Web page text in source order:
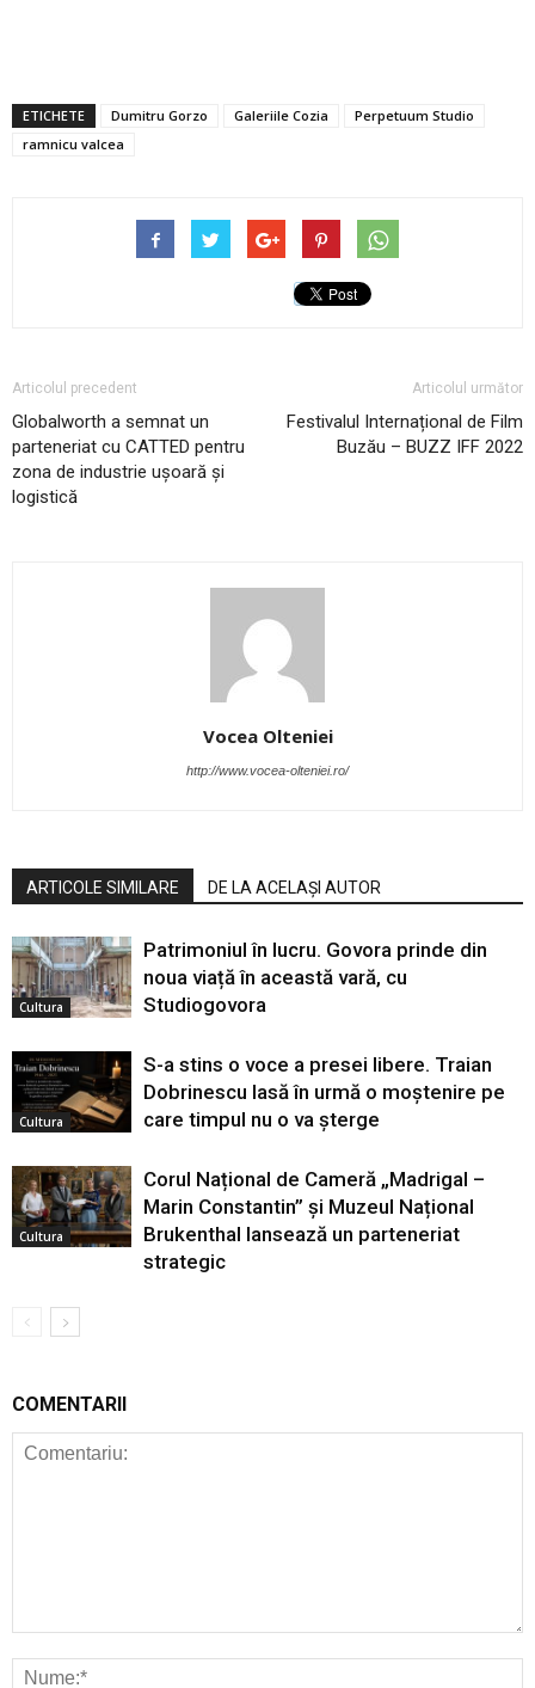
ETICHETE Dumitru Gorzo Galeriile Cozia
Perpetuum Studio
ramnicu valcea
Articolul precedent
Globalworth a semnat un
parteneriat cu CATTED pentru
zona de industrie ușoară și
logistică
Articolul următor
Festivalul Internațional de Film
Buzău – BUZZ IFF 2022
Vocea Olteniei
http://www.vocea-olteniei.ro/
ARTICOLE SIMILARE DE LA ACELAȘI AUTOR
Cultura
Patrimoniul în lucru. Govora prinde din
noua viață în această vară, cu
Studiogovora
Cultura
S-a stins o voce a presei libere. Traian
Dobrinescu lasă în urmă o moștenire pe
care timpul nu o va șterge
Cultura
Corul Național de Cameră „Madrigal –
Marin Constantin” și Muzeul Național
Brukenthal lansează un parteneriat
strategic
COMENTARII